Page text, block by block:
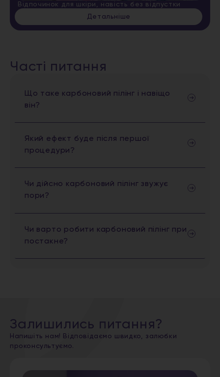
Відпочинок для шкіри, навість без відпустки
Детальніше
Часті питання
Що таке карбоновий пілінг і навіщо
він?
Який ефект буде після першої
процедури?
Чи дійсно карбоновий пілінг звужує
пори?
Чи варто робити карбоновий пілінг при
постакне?
Залишились питання?
Напишіть нам! Відповідаємо швидко, залюбки
проконсультуємо.